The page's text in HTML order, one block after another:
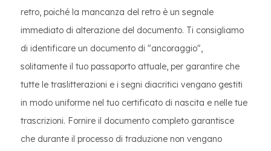
retro, poiché la mancanza del retro è un segnale
immediato di alterazione del documento. Ti consigliamo
di identificare un documento di "ancoraggio",
solitamente il tuo passaporto attuale, per garantire che
tutte le traslitterazioni e i segni diacritici vengano gestiti
in modo uniforme nel tuo certificato di nascita e nelle tue
trascrizioni. Fornire il documento completo garantisce
che durante il processo di traduzione non vengano